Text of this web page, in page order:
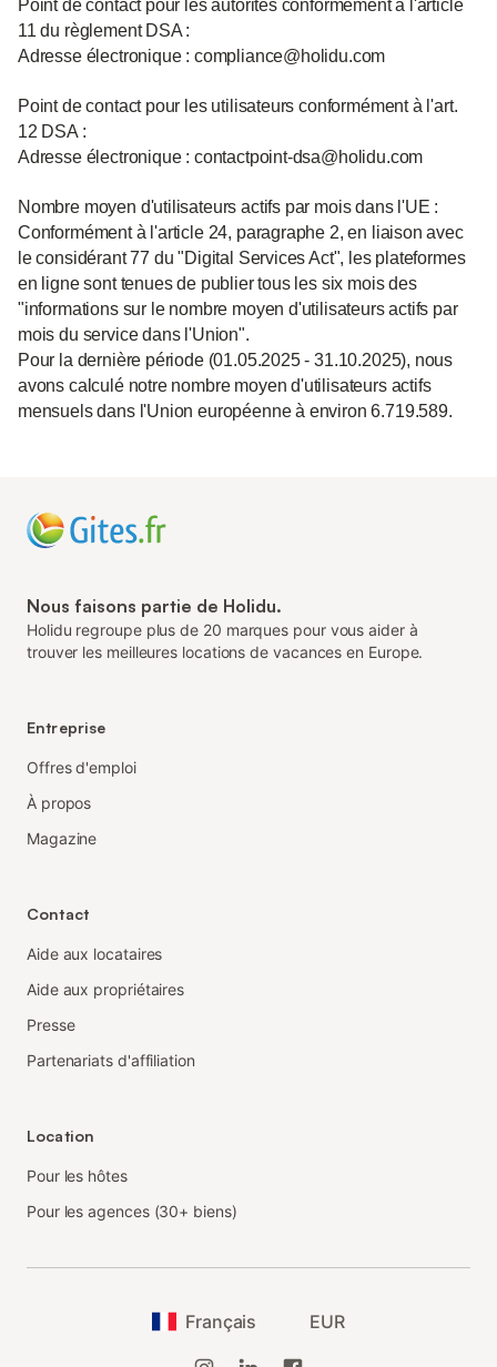
Point de contact pour les autorités conformément à l'article
11 du règlement DSA :
Adresse électronique : compliance@holidu.com
Point de contact pour les utilisateurs conformément à l'art.
12 DSA :
Adresse électronique : contactpoint-dsa@holidu.com
Nombre moyen d'utilisateurs actifs par mois dans l'UE :
Conformément à l'article 24, paragraphe 2, en liaison avec
le considérant 77 du "Digital Services Act", les plateformes
en ligne sont tenues de publier tous les six mois des
"informations sur le nombre moyen d'utilisateurs actifs par
mois du service dans l'Union".
Pour la dernière période (01.05.2025 - 31.10.2025), nous
avons calculé notre nombre moyen d'utilisateurs actifs
mensuels dans l'Union européenne à environ 6.719.589.
Nous faisons partie de Holidu.
Holidu regroupe plus de 20 marques pour vous aider à
trouver les meilleures locations de vacances en Europe.
Entreprise
Offres d'emploi
À propos
Magazine
Contact
Aide aux locataires
Aide aux propriétaires
Presse
Partenariats d'affiliation
Location
Pour les hôtes
Pour les agences (30+ biens)
Français EUR